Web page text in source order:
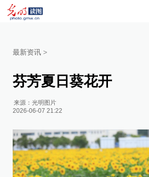
最新资讯 >
芬芳夏日葵花开
来源：光明图片
2026-06-07 21:22